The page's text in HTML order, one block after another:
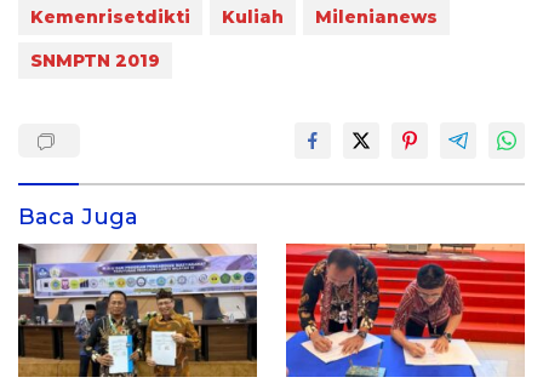
Kemenrisetdikti Kuliah
Milenianews
SNMPTN 2019
Baca Juga